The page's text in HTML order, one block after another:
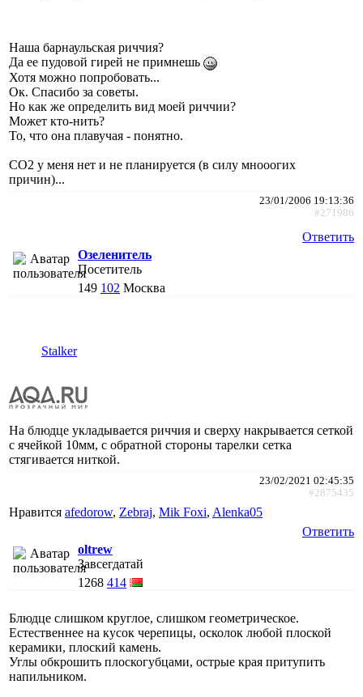
Наша барнаульская риччия?
Да ее пудовой гирей не примнешь
Хотя можно попробовать...
Ок. Спасибо за советы.
Но как же определить вид моей риччии?
Может кто-нить?
То, что она плавучая - понятно.
СО2 у меня нет и не планируется (в силу мнооогих
причин)...
23/01/2006 19:13:36
#271986
Ответить
Озеленитель
Посетитель
149 102 Москва
Stalker
На блюдце укладывается риччия и сверху накрывается сеткой
с ячейкой 10мм, с обратной стороны тарелки сетка
стягивается ниткой.
23/02/2021 02:45:35
#2875435
Нравится afedorow, Zebraj, Mik Foxi, Alenka05
Ответить
oltrew
Завсегдатай
1268 414
Блюдце слишком круглое, слишком геометрическое.
Естественнее на кусок черепицы, осколок любой плоской
керамики, плоский камень.
Углы обкрошить плоскогубцами, острые края притупить
напильником.